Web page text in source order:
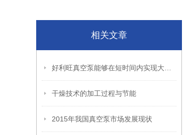
相关文章
干燥技术的加工过程与节能
2015年我国真空泵市场发展现状